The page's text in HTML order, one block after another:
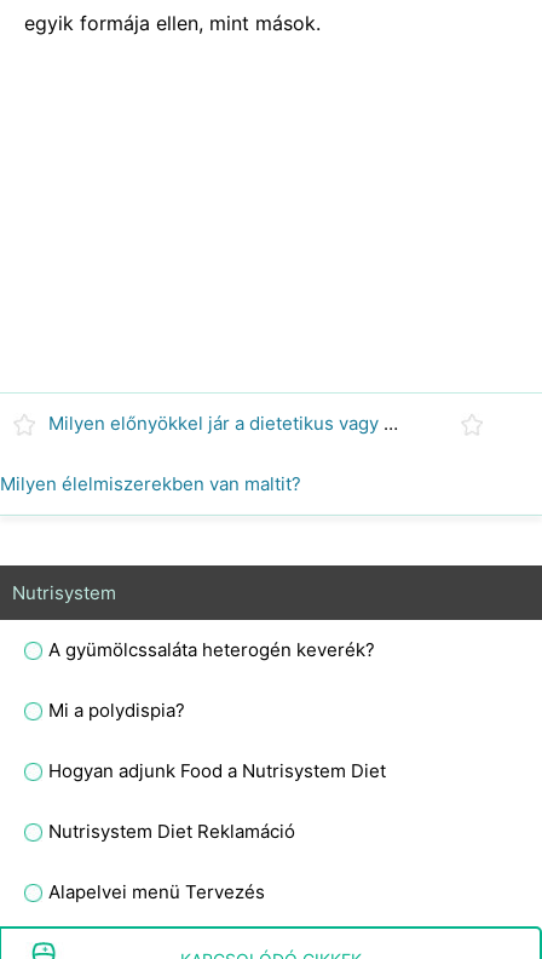
egyik formája ellen, mint mások.
Milyen előnyökkel jár a dietetikus vagy táplálkozási szakember?
Milyen élelmiszerekben van maltit?
Nutrisystem
A gyümölcssaláta heterogén keverék?
Mi a polydispia?
Hogyan adjunk Food a Nutrisystem Diet
Nutrisystem Diet Reklamáció
Alapelvei menü Tervezés
Biztonságos enni a napraforgómag héját?